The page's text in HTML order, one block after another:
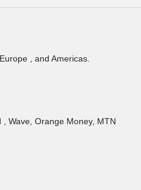
, and Americas.
Wave, Orange Money, MTN